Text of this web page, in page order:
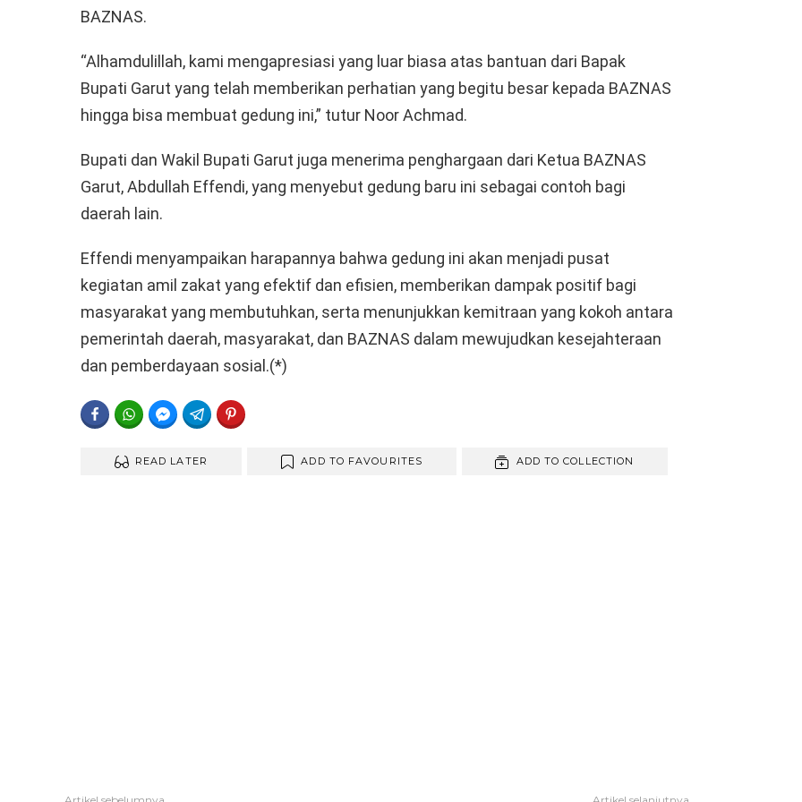
BAZNAS.
“Alhamdulillah, kami mengapresiasi yang luar biasa atas bantuan dari Bapak
Bupati Garut yang telah memberikan perhatian yang begitu besar kepada BAZNAS
hingga bisa membuat gedung ini,” tutur Noor Achmad.
Bupati dan Wakil Bupati Garut juga menerima penghargaan dari Ketua BAZNAS
Garut, Abdullah Effendi, yang menyebut gedung baru ini sebagai contoh bagi
daerah lain.
Effendi menyampaikan harapannya bahwa gedung ini akan menjadi pusat
kegiatan amil zakat yang efektif dan efisien, memberikan dampak positif bagi
masyarakat yang membutuhkan, serta menunjukkan kemitraan yang kokoh antara
pemerintah daerah, masyarakat, dan BAZNAS dalam mewujudkan kesejahteraan
dan pemberdayaan sosial.(*)
FACEBOOKWHATSAPPFACEBOOK MESSENGER
TELEGRAM
READ LATER ADD TO FAVOURITES ADD TO COLLECTION